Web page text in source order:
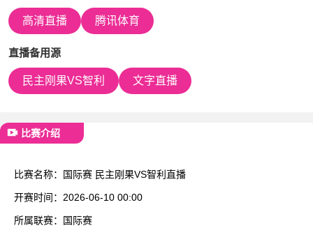
高清直播 腾讯体育
直播备用源
民主刚果VS智利 文字直播
比赛介绍
比赛名称： 国际赛 民主刚果VS智利直播
开赛时间： 2026-06-10 00:00
所属联赛： 国际赛